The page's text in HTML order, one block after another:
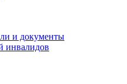
и документы
инвалидов